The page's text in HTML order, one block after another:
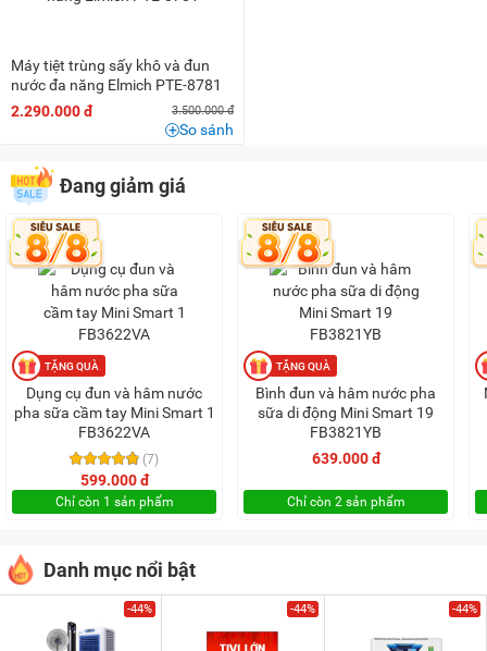
Máy tiệt trùng sấy khô và đun
nước đa năng Elmich PTE-8781
2.290.000 đ
3.500.000 đ
So sánh
Đang giảm giá
Dụng cụ đun và hâm nước
pha sữa cầm tay Mini Smart 1
FB3622VA
(7)
599.000 đ
Chỉ còn 1 sản phẩm
Bình đun và hâm nước pha
sữa di động Mini Smart 19
FB3821YB
639.000 đ
Chỉ còn 2 sản phẩm
Danh mục nổi bật
-44% -44% -44%